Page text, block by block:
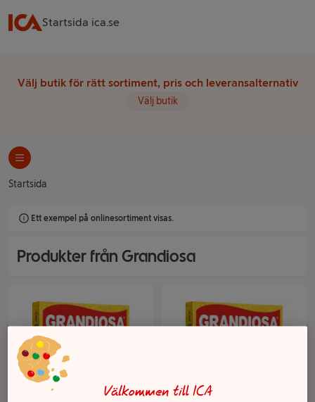
Startsida ica.se
Välj butik för rätt sortiment, pris och leveransalternativ
Välj butik
Startsida
Ett exempel på onlinesortiment visas.
Produkter från Grandiosa
Välkommen till ICA